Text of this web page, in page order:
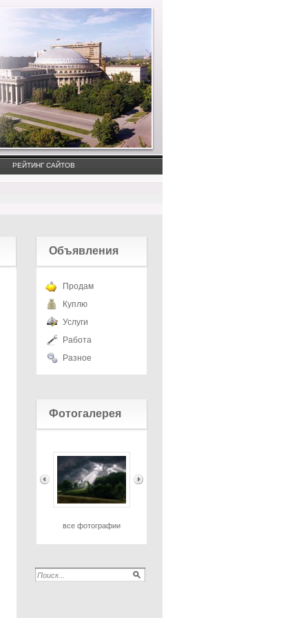
РЕЙТИНГ САЙТОВ
Объявления
Продам
Куплю
Услуги
Работа
Разное
Фотогалерея
все фотографии